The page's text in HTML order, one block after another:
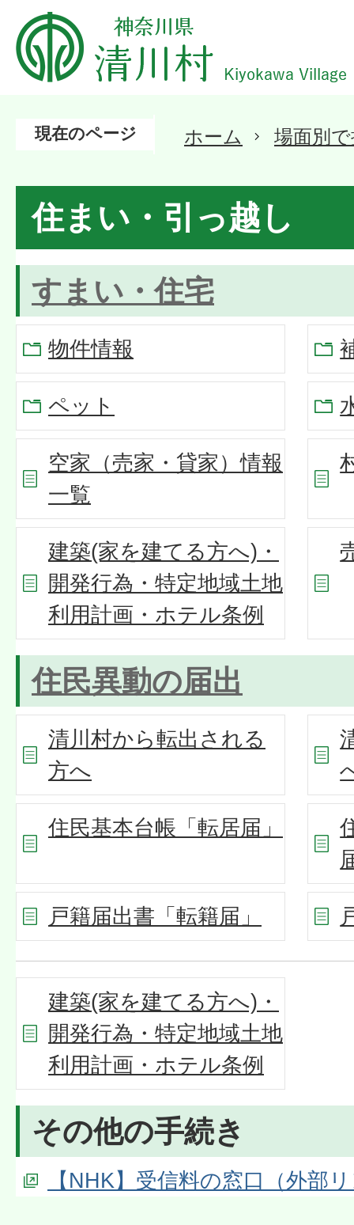
現在のページ ホーム 場面別
住まい・引っ越し
すまい・住宅
物件情報
ペット
空家（売家・貸家）情報
一覧
建築(家を建てる方へ)・
開発行為・特定地域土地
利用計画・ホテル条例
住民異動の届出
清川村から転出される
方へ
住民基本台帳「転居届」
戸籍届出書「転籍届」
建築(家を建てる方へ)・
開発行為・特定地域土地
利用計画・ホテル条例
その他の手続き
【NHK】受信料の窓口（外部